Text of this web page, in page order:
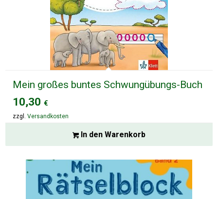
Mein großes buntes Schwungübungs-Buch
10,30€
zzgl.Versandkosten
In den Warenkorb